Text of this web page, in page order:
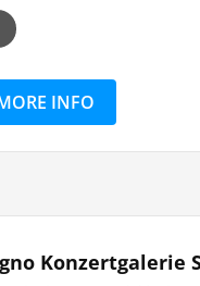
INFO
Konzertgalerie